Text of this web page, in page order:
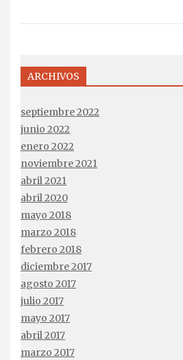
ARCHIVOS
septiembre 2022
junio 2022
enero 2022
noviembre 2021
abril 2021
abril 2020
mayo 2018
marzo 2018
febrero 2018
diciembre 2017
agosto 2017
julio 2017
mayo 2017
abril 2017
marzo 2017